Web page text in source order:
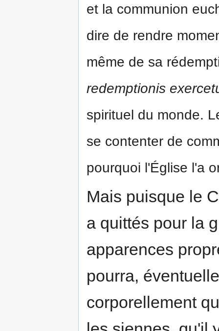
et la communion
dire de rendre
même de sa
redemptionis
spirituel du monde.
se contenter de
pourquoi l'Église l'a
Mais puisque le
a quittés pour la
apparences
pourra,
corporellement